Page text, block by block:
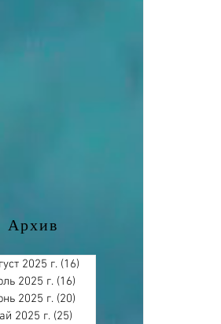
2025 г. (16)
2025 г. (16)
2025 г. (20)
2025 г. (25)
Архив